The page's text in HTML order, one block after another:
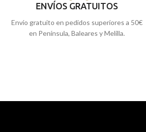
ENVÍOS GRATUITOS
Envío gratuito en pedidos superiores a 50€
en Península, Baleares y Melilla.